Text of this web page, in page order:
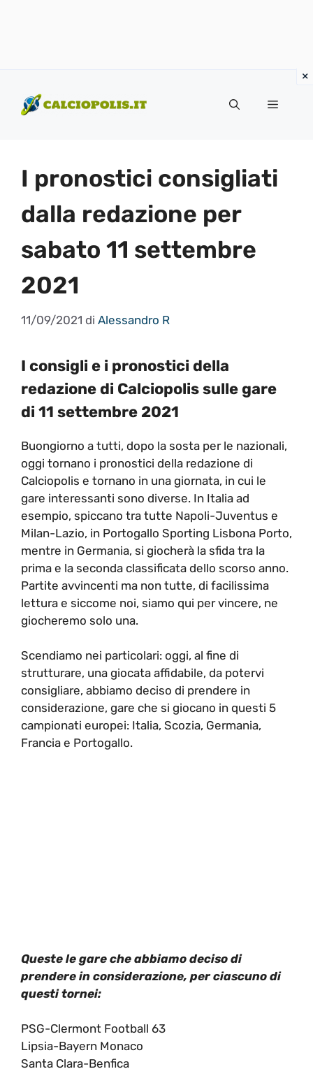
contenuto
Menu
I pronostici consigliati
dalla redazione per
sabato 11 settembre
2021
11/09/2021 di Alessandro R
I consigli e i pronostici della
redazione di Calciopolis sulle gare
di 11 settembre 2021
Buongiorno a tutti, dopo la sosta per le nazionali,
oggi tornano i pronostici della redazione di
Calciopolis e tornano in una giornata, in cui le
gare interessanti sono diverse. In Italia ad
esempio, spiccano tra tutte Napoli-Juventus e
Milan-Lazio, in Portogallo Sporting Lisbona Porto,
mentre in Germania, si giocherà la sfida tra la
prima e la seconda classificata dello scorso anno.
Partite avvincenti ma non tutte, di facilissima
lettura e siccome noi, siamo qui per vincere, ne
giocheremo solo una.
Scendiamo nei particolari: oggi, al fine di
strutturare, una giocata affidabile, da potervi
consigliare, abbiamo deciso di prendere in
considerazione, gare che si giocano in questi 5
campionati europei: Italia, Scozia, Germania,
Francia e Portogallo.
Queste le gare che abbiamo deciso di
prendere in considerazione, per ciascuno di
questi tornei:
PSG-Clermont Football 63
Lipsia-Bayern Monaco
Santa Clara-Benfica